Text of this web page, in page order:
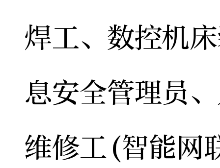
焊工、数控机
息安全管理员
维修工(智能网